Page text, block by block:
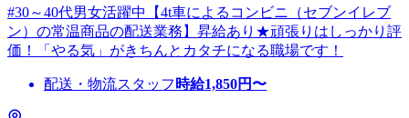
#30～40代男女活躍中【4t車によるコンビニ（セブンイレブ
ン）の常温商品の配送業務】昇給あり★頑張りはしっかり評
価！「やる気」がきちんとカタチになる職場です！
配送・物流スタッフ 時給1,850円〜